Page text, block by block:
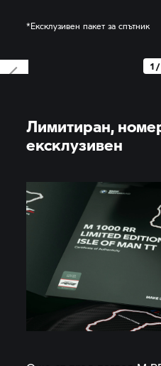
*Ексклузивен пакет за спътник
1
Лимитиран,
ексклузивен